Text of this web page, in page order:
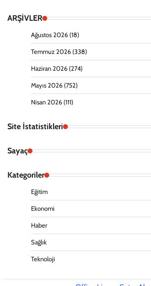
ARŞİVLER
Ağustos 2026 (18)
Temmuz 2026 (338)
Haziran 2026 (274)
Mayıs 2026 (752)
Nisan 2026 (111)
Site İstatistikleri
Sayaç
Kategoriler
Eğitim
Ekonomi
Haber
Sağlık
Teknoloji